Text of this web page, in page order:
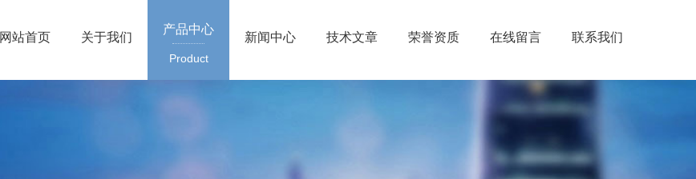
网站首页 关于我们
产品中心
Product
新闻中心 技术文章 荣誉资质 在线留言 联系我们